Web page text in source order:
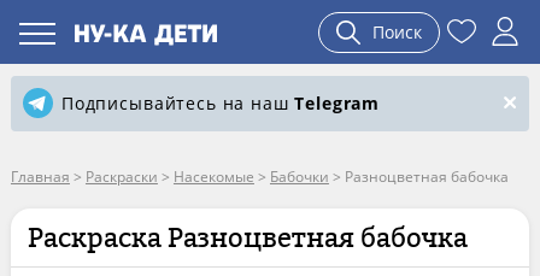
Поиск
Подписывайтесь на нашTelegram
Главная > Раскраски > Насекомые > Бабочки > Разноцветная бабочка
Раскраска Разноцветная бабочка